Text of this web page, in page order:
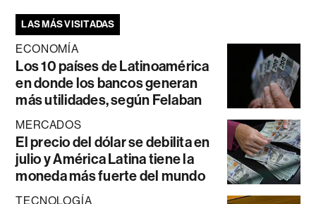
LAS MÁS VISITADAS
ECONOMÍA
Los 10 países de Latinoamérica
en donde los bancos generan
más utilidades, según Felaban
MERCADOS
El precio del dólar se debilita en
julio y América Latina tiene la
moneda más fuerte del mundo
TECNOLOGÍA